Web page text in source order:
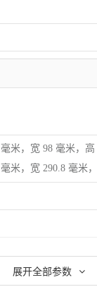
米，宽 98 毫米，高
米，宽 290.8 毫米
得：在等效海平面/
展开全部参数